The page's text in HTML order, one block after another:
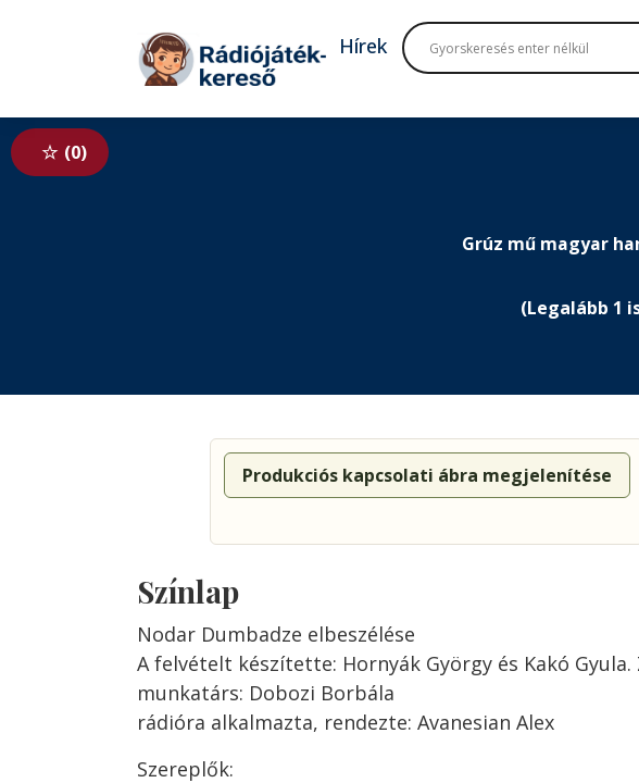
Tovább a tartalomhoz
Hírek
0
Grúz mű magyar
(Legalább 1
Produkciós kapcsolati ábra megjelenítése
Színlap
Nodar Dumbadze elbeszélése
A felvételt készítette: Hornyák György és Kakó Gyula.
munkatárs: Dobozi Borbála
rádióra alkalmazta, rendezte: Avanesian Alex
Szereplők: